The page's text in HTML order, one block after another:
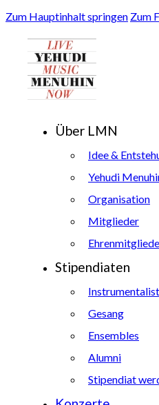
Zum Hauptinhalt springen Zum
Über LMN
Idee &
Yehudi
Organisation
Mitglieder
Stipendiaten
Gesang
Ensembles
Alumni
Stipendiat